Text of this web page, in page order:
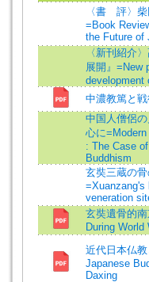
〈書 評〉
=Book
the Future of
〈新刊紹介
展開』=New
development
中濃教篤と
中国人僧侶
心に
: The Case
Buddhism
玄奘三蔵の
=Xuanzang's
veneration
玄奘遺骨的
During World
近代日本仏
Japanese
Daxing